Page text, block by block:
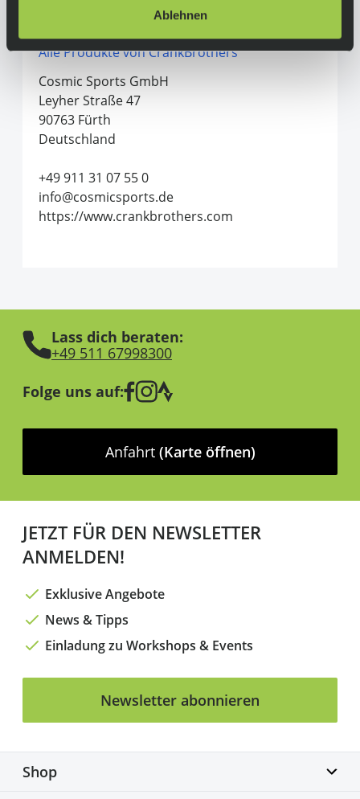
Ablehnen
Alle Produkte von CrankBrothers
Cosmic Sports GmbH
Leyher Straße 47
90763 Fürth
Deutschland
+49 911 31 07 55 0
info@cosmicsports.de
https://www.crankbrothers.com
Lass dich beraten:
+49 511 67998300
Folge uns auf:
Anfahrt (Karte öffnen)
JETZT FÜR DEN NEWSLETTER
ANMELDEN!
Exklusive Angebote
News & Tipps
Einladung zu Workshops & Events
Newsletter abonnieren
Shop